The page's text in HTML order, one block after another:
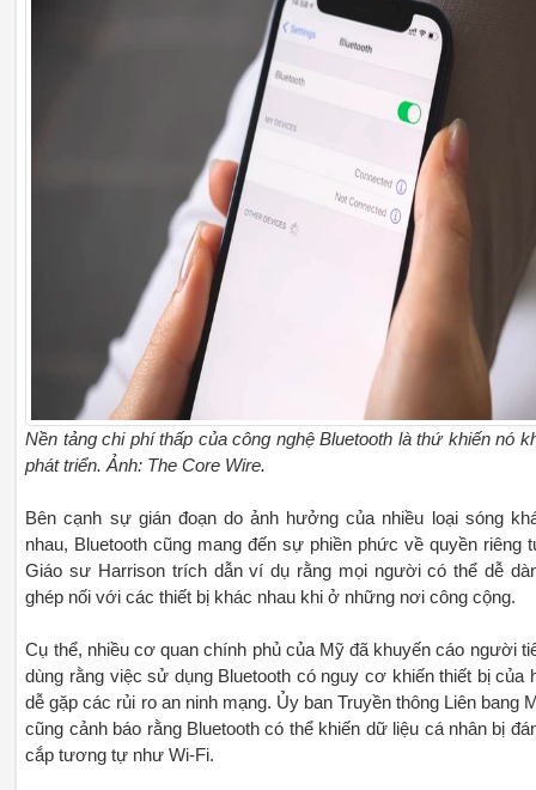
Nền tảng chi phí thấp của công nghệ Bluetooth là thứ khiến nó
phát triển. Ảnh: The Core Wire.
Bên cạnh sự gián đoạn do ảnh hưởng của nhiều loại sóng
nhau, Bluetooth cũng mang đến sự phiền phức về quyền riêng
Giáo sư Harrison trích dẫn ví dụ rằng mọi người có thể dễ
ghép nối với các thiết bị khác nhau khi ở những nơi công cộng.
Cụ thể, nhiều cơ quan chính phủ của Mỹ đã khuyến cáo người
dùng rằng việc sử dụng Bluetooth có nguy cơ khiến thiết bị của
dễ gặp các rủi ro an ninh mạng. Ủy ban Truyền thông Liên bang
cũng cảnh báo rằng Bluetooth có thể khiến dữ liệu cá nhân bị
cắp tương tự như Wi-Fi.